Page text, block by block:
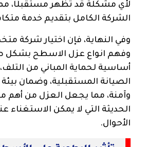
لأي مشكلة قد تظهر مستقبلًا،
الشركة الكامل بتقديم خدمة
وفي النهاية، فإن اختيار شركة
وفهم انواع عزل الاسطح
أساسية لحماية المباني من
الصيانة المستقبلية، وضمان بيئة
وآمنة، مما يجعل العزل من أهم
الحديثة التي لا يمكن الاستغناء
الأحوال.